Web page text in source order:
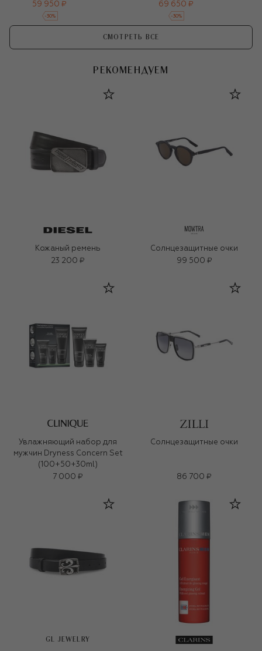
59 950 ₽
-30%
69 650 ₽
-30%
СМОТРЕТЬ ВСЕ
РЕКОМЕНДУЕМ
Кожаный ремень
23 200 ₽
Солнцезащитные очки
99 500 ₽
Увлажняющий набор для
мужчин Dryness Concern Set
(100+50+30ml)
7 000 ₽
Солнцезащитные очки
86 700 ₽
GL JEWELRY